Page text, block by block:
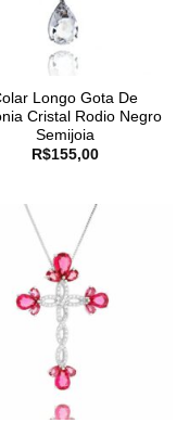
Longo Gota De
Cristal Rodio Negro
Semijoia
R$155,00